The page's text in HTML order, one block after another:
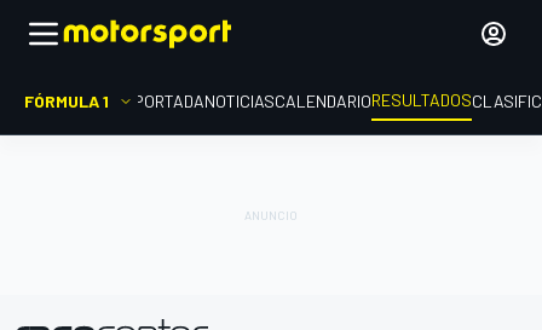
FÓRMULA 1 PORTADANOTICIASCALENDARIORESULTADOS